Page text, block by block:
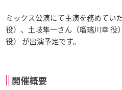
ミックス公演にて主演を務めてい
役）、土岐隼一さん（瑠璃川幸 役
役） が出演予定です。
開催概要